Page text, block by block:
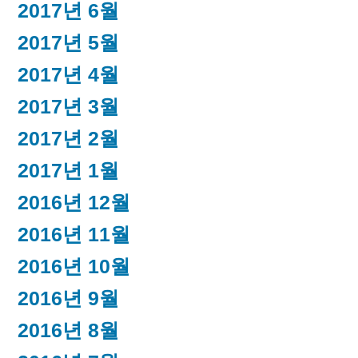
2017년 6월
2017년 5월
2017년 4월
2017년 3월
2017년 2월
2017년 1월
2016년 12월
2016년 11월
2016년 10월
2016년 9월
2016년 8월